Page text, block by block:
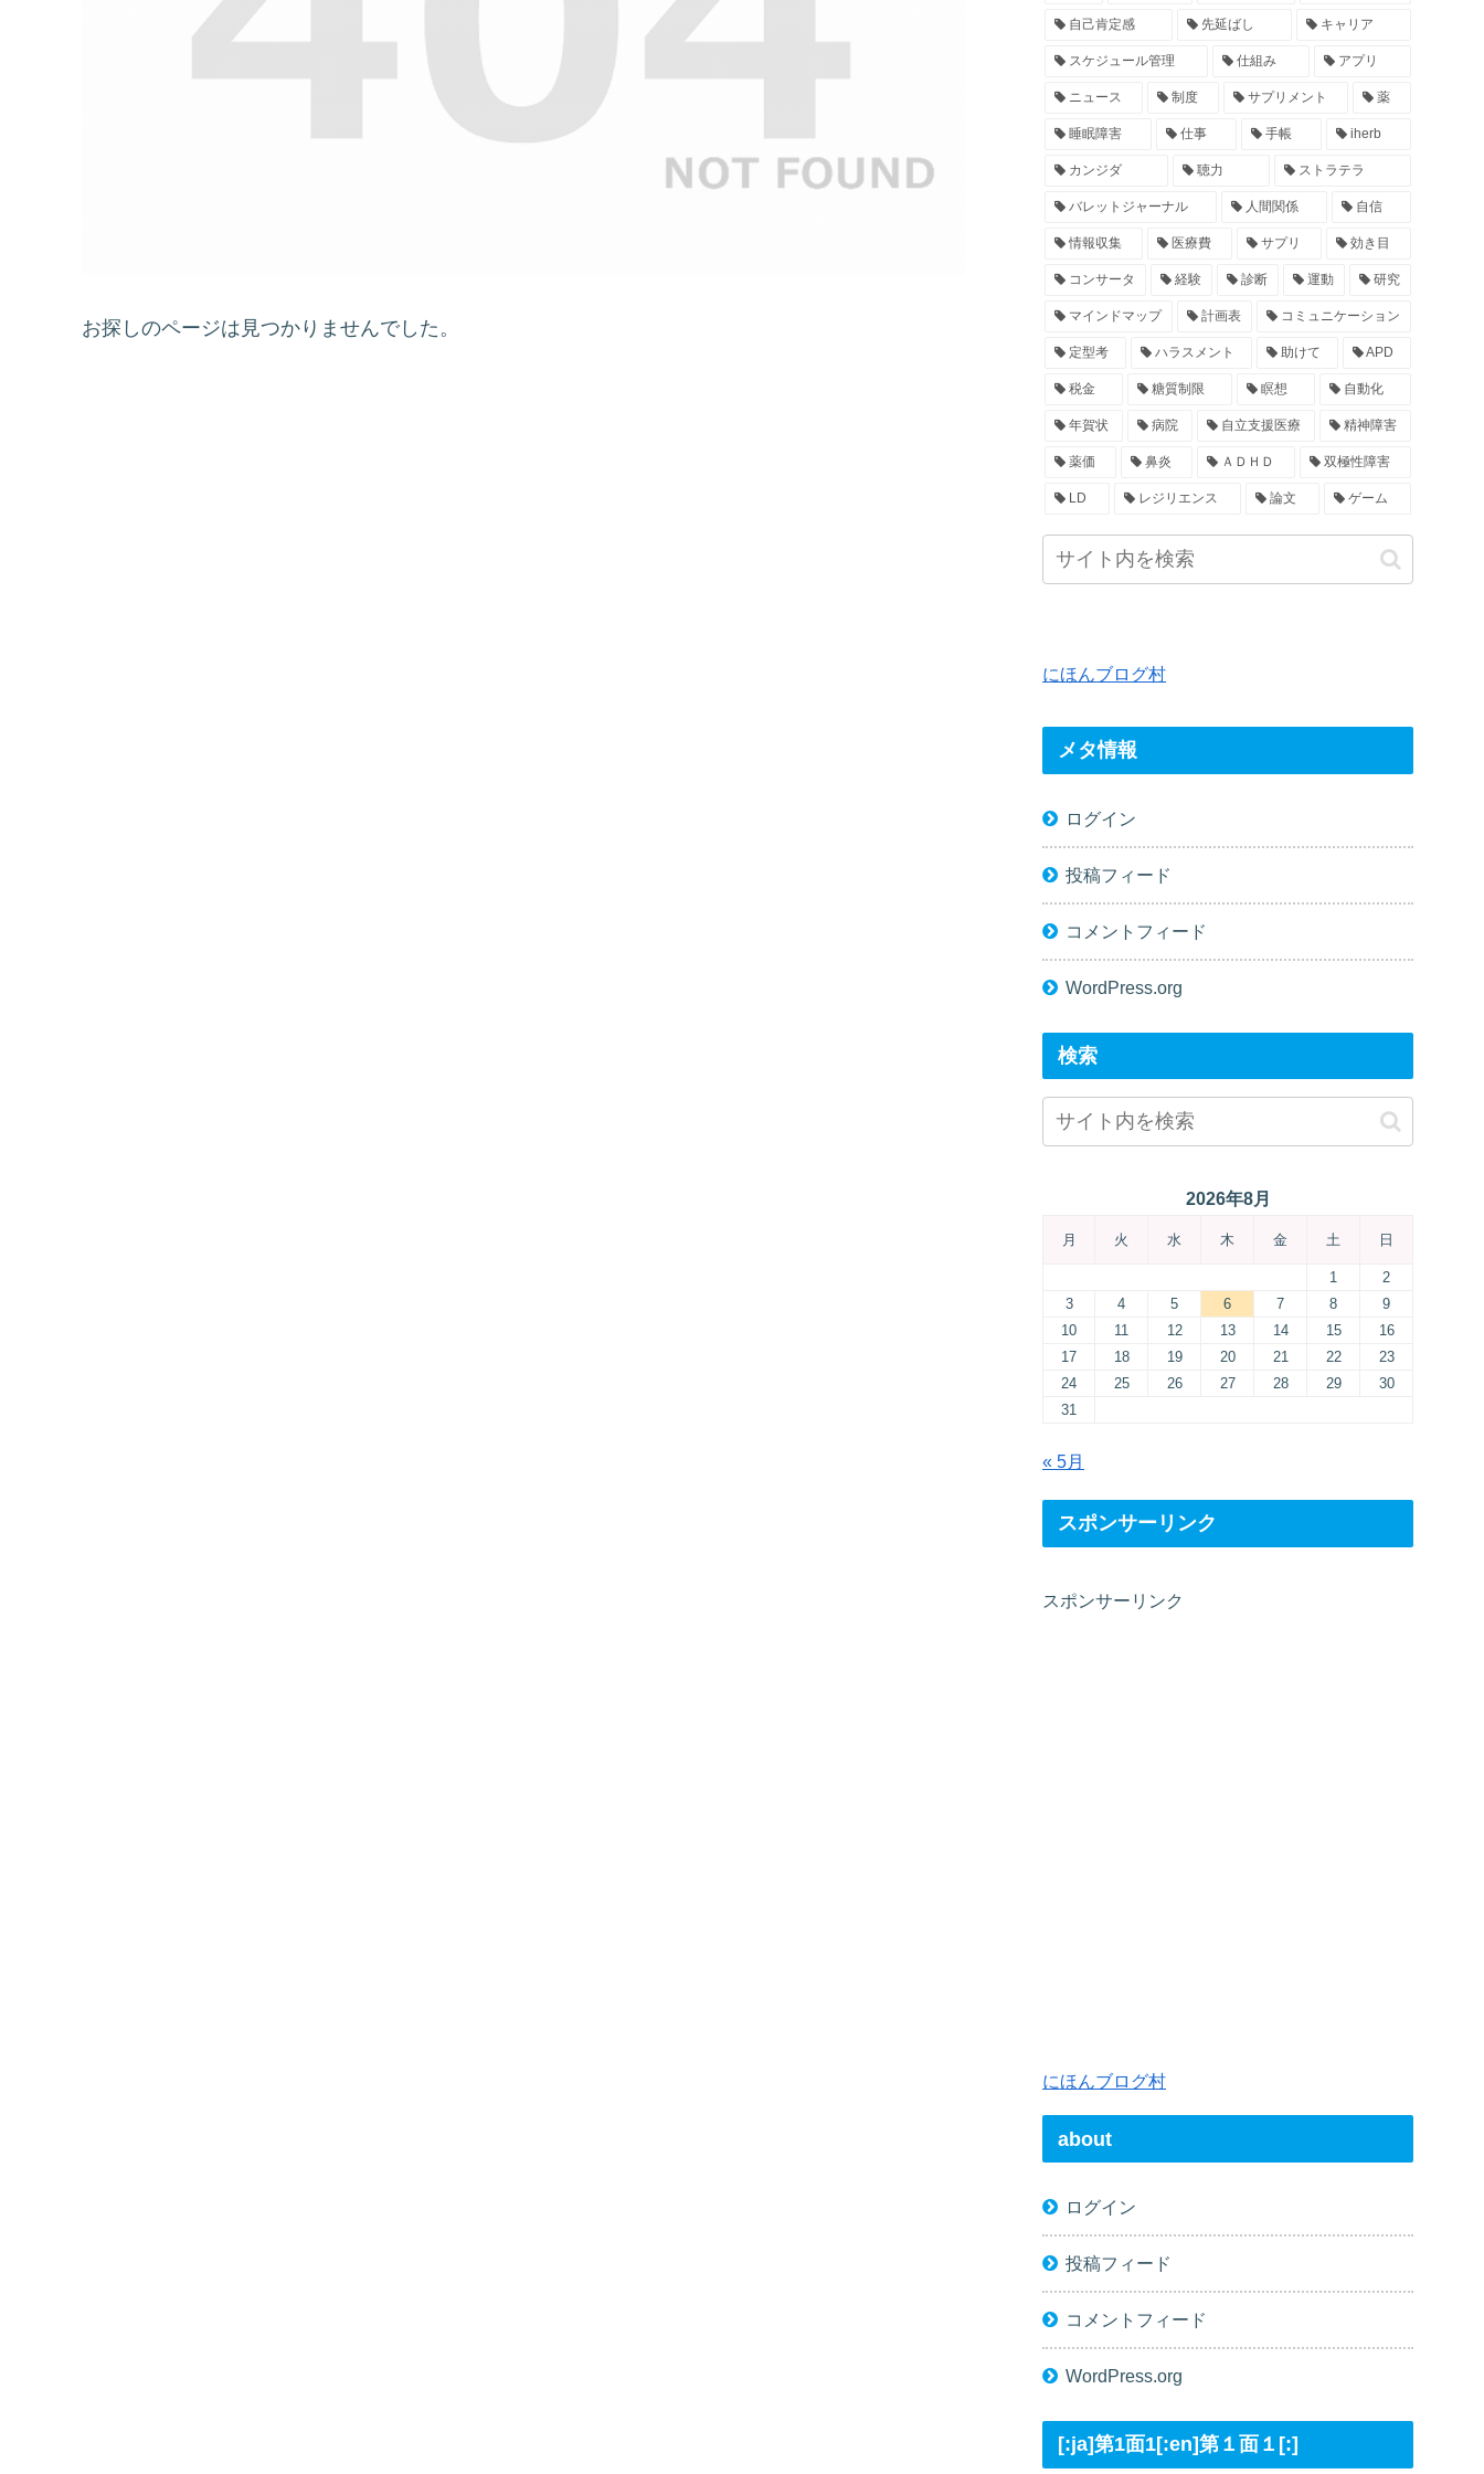
お探しのページは見つかりませんでした。
自己肯定感 先延ばし キャリア
スケジュール管理 仕組み アプリ
ニュース 制度 サプリメント 薬
睡眠障害 仕事 手帳 iherb
カンジダ 聴力 ストラテラ
バレットジャーナル 人間関係 自信
情報収集 医療費 サプリ 効き目
コンサータ 経験 診断 運動 研究
マインドマップ 計画表 コミュニケーション
定型考 ハラスメント 助けて APD
税金 糖質制限 瞑想 自動化
年賀状 病院 自立支援医療 精神障害
薬価 鼻炎 ＡＤＨＤ 双極性障害
LD レジリエンス 論文 ゲーム
にほんブログ村
メタ情報
ログイン
投稿フィード
コメントフィード
WordPress.org
検索
2026年8月
月 火 水 木 金 土 日
1
2
3
4 5 6 7 8
9
10
11 12 13 14 15
16
17
18 19 20 21 22
23
24
25 26 27 28 29
30
31
« 5月
スポンサーリンク
スポンサーリンク
にほんブログ村
about
ログイン
投稿フィード
コメントフィード
WordPress.org
[:ja]第1面1[:en]第１面１[:]